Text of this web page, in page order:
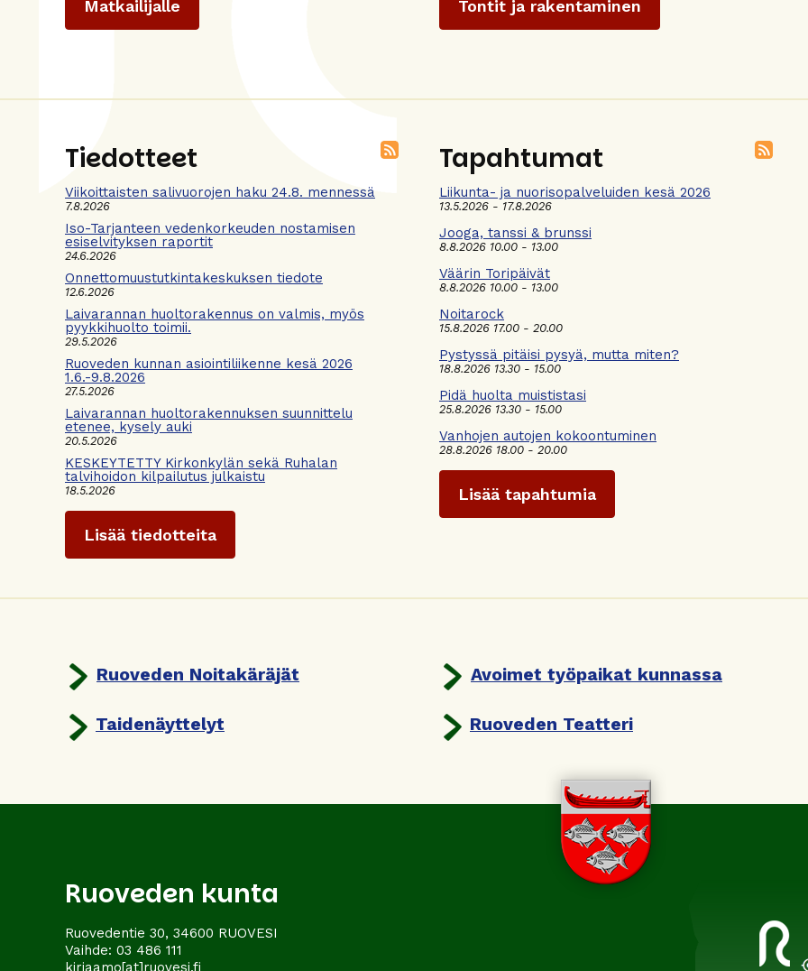
Matkailijalle Tontit ja rakentaminen
Tiedotteet
Viikoittaisten salivuorojen haku 24.8. mennessä
7.8.2026
Iso-Tarjanteen vedenkorkeuden nostamisen
esiselvityksen raportit
24.6.2026
Onnettomuustutkintakeskuksen tiedote
12.6.2026
Laivarannan huoltorakennus on valmis, myös
pyykkihuolto toimii.
29.5.2026
Ruoveden kunnan asiointiliikenne kesä 2026
1.6.-9.8.2026
27.5.2026
Laivarannan huoltorakennuksen suunnittelu
etenee, kysely auki
20.5.2026
KESKEYTETTY Kirkonkylän sekä Ruhalan
talvihoidon kilpailutus julkaistu
18.5.2026
Lisää tiedotteita
Tapahtumat
Liikunta- ja nuorisopalveluiden kesä 2026
13.5.2026 - 17.8.2026
Jooga, tanssi & brunssi
8.8.2026 10.00 - 13.00
Väärin Toripäivät
8.8.2026 10.00 - 13.00
Noitarock
15.8.2026 17.00 - 20.00
Pystyssä pitäisi pysyä, mutta miten?
18.8.2026 13.30 - 15.00
Pidä huolta muististasi
25.8.2026 13.30 - 15.00
Vanhojen autojen kokoontuminen
28.8.2026 18.00 - 20.00
Lisää tapahtumia
Ruoveden Noitakäräjät
Taidenäyttelyt
Avoimet työpaikat kunnassa
Ruoveden Teatteri
Ruoveden kunta
Ruovedentie 30, 34600 RUOVESI
Vaihde: 03 486 111
kirjaamo[at]ruovesi.fi